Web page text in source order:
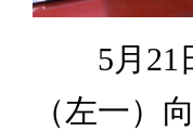
5月21日
（左一）